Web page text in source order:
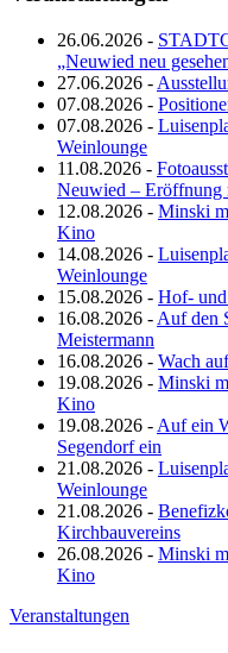
26.06.2026 -
„Neuwied neu
27.06.2026 -
07.08.2026 -
07.08.2026 -
Weinlounge
11.08.2026 -
Neuwied – Eröffnung
12.08.2026 - Minski
Kino
14.08.2026 -
Weinlounge
15.08.2026 - Hof-
16.08.2026 - Auf den
Meistermann
16.08.2026 - Wach
19.08.2026 - Minski
Kino
19.08.2026 - Auf ein
Segendorf ein
21.08.2026 -
Weinlounge
21.08.2026 -
Kirchbauvereins
26.08.2026 - Minski
Kino
Veranstaltungen